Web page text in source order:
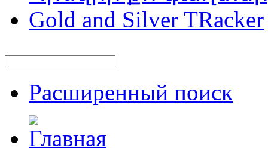
Gold and Silver TRacker
Расширенный поиск